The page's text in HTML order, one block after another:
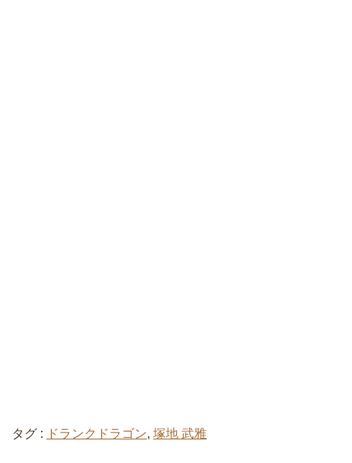
タグ : ドランクドラゴン, 塚地 武雅